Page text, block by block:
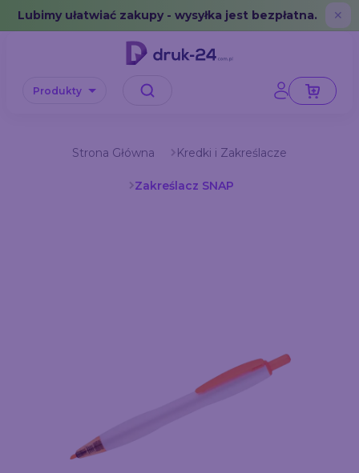
Error: No data in cache or invalid format
Lubimy ułatwiać zakupy - wysyłka jest bezpłatna. ✕
Produkty
Strona Główna Kredki i Zakreślacze
Zakreślacz SNAP